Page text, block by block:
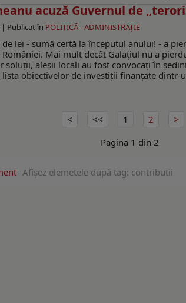
acuză Guvernul de
Publicat în POLITICĂ - ADMINISTRAŢIE
lei - sumă certă la începutul anului! - a
Mai mult decât Galațiul nu a
soluții, aleșii locali au fost convocați în
obiectivelor de investiții finanțate dintr-
1
2
Pagina 1 din 2
Afişez elemetele după tag: contributii